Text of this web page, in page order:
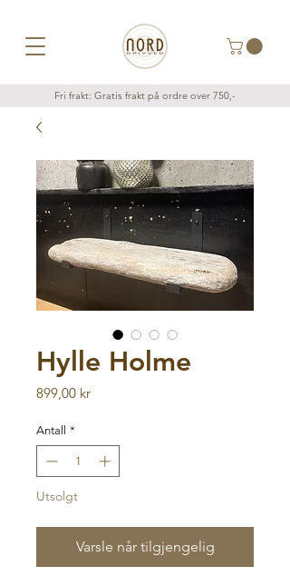
Fri frakt: Gratis frakt på ordre over 750,-
Hylle Holme
899,00 krPris
Antall *
Utsolgt
Varsle når tilgjengelig